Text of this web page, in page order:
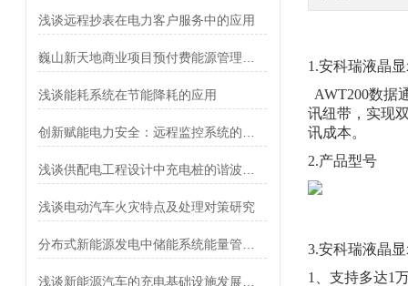
浅谈远程抄表在电力客户服务中的应用
浅谈能耗系统在节能降耗的应用
浅谈电动汽车火灾特点及处理对策研究
1.安科瑞液晶
AWT200数据
讯纽带，实现
讯成本。
2.产品型号
3.安科瑞液晶
1、 支持多达1